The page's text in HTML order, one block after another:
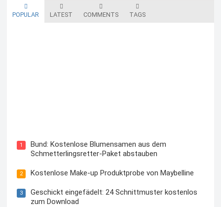
POPULAR LATEST COMMENTS TAGS
1
Bund: Kostenlose Blumensamen aus dem
Schmetterlingsretter-Paket abstauben
2 Kostenlose Make-up Produktprobe von Maybelline
3
Geschickt eingefädelt: 24 Schnittmuster kostenlos
zum Download